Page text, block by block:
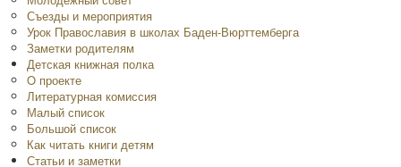
Съезды и мероприятия
Урок Православия в школах Баден-Вюрттемберга
Заметки родителям
Детская книжная полка
O проекте
Литературная комиссия
Малый список
Большой список
Как читать книги детям
Статьи и заметки